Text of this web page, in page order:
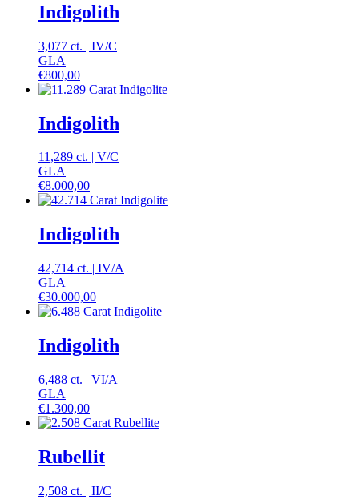
Indigolith
3,077 ct. | IV/C
GLA
€800,00
Indigolith
11,289 ct. | V/C
GLA
€8.000,00
Indigolith
42,714 ct. | IV/A
GLA
€30.000,00
Indigolith
6,488 ct. | VI/A
GLA
€1.300,00
Rubellit
2,508 ct. | II/C